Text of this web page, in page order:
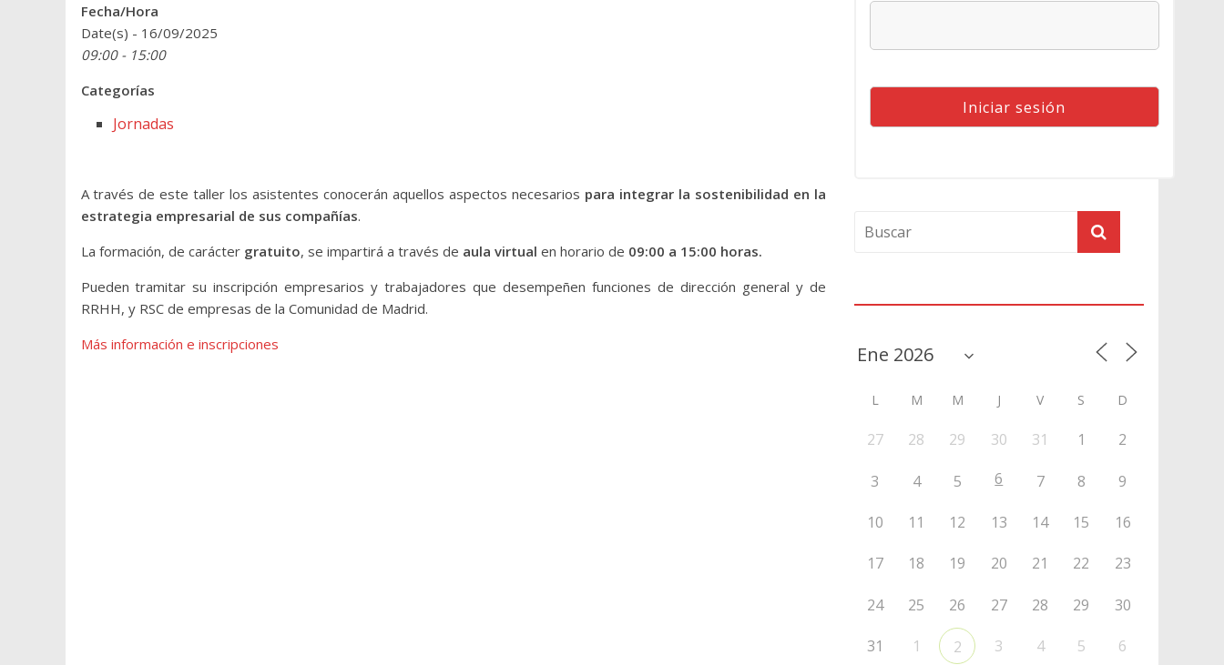
Fecha/Hora
Date(s) - 16/09/2025
09:00 - 15:00
Categorías
Jornadas
A través de este taller los asistentes conocerán aquellos aspectos necesarios para integrar la sostenibilidad en la
estrategia empresarial de sus compañías.
La formación, de carácter gratuito, se impartirá a través de aula virtual en horario de 09:00 a 15:00 horas.
Pueden tramitar su inscripción empresarios y trabajadores que desempeñen funciones de dirección general y de
RRHH, y RSC de empresas de la Comunidad de Madrid.
Más información e inscripciones
L M M J V S D
27 28 29 30 31 1 2
3 4 5 6 7 8 9
10 11 12 13 14 15 16
17 18 19 20 21 22 23
24 25 26 27 28 29 30
31 1 2 3 4 5 6